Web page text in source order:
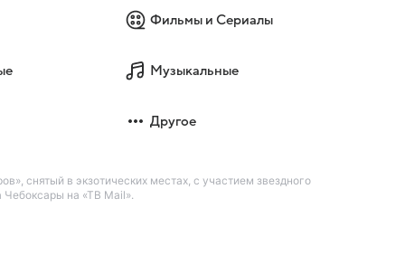
Фильмы и Сериалы
Музыкальные
Другое
снятый в экзотических местах, с участием звездного
Чебоксары на «ТВ Mail».